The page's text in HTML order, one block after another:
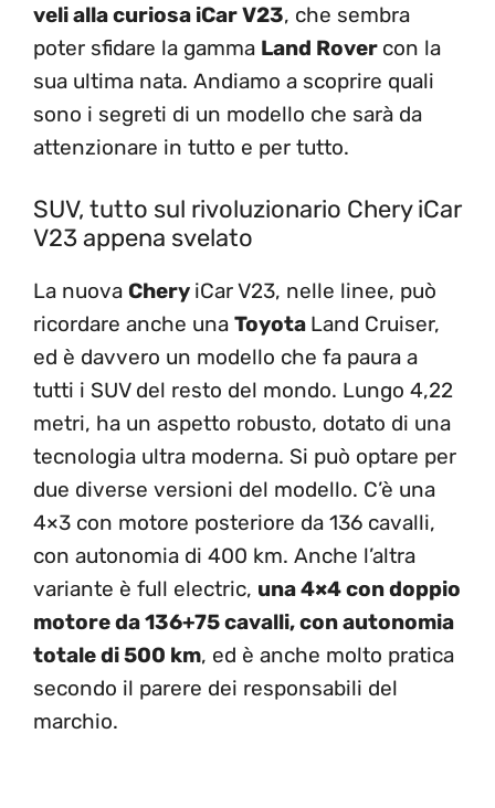
veli alla curiosa iCar V23, che sembra
poter sfidare la gamma Land Rover con la
sua ultima nata. Andiamo a scoprire quali
sono i segreti di un modello che sarà da
attenzionare in tutto e per tutto.
SUV, tutto sul rivoluzionario Chery iCar
V23 appena svelato
La nuova Chery iCar V23, nelle linee, può
ricordare anche una Toyota Land Cruiser,
ed è davvero un modello che fa paura a
tutti i SUV del resto del mondo. Lungo 4,22
metri, ha un aspetto robusto, dotato di una
tecnologia ultra moderna. Si può optare per
due diverse versioni del modello. C’è una
4×3 con motore posteriore da 136 cavalli,
con autonomia di 400 km. Anche l’altra
variante è full electric, una 4×4 con doppio
motore da 136+75 cavalli, con autonomia
totale di 500 km, ed è anche molto pratica
secondo il parere dei responsabili del
marchio.